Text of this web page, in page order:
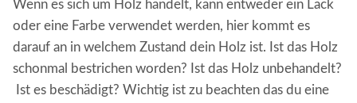
Wenn es sich um Holz handelt, kann entweder ein Lack
oder eine Farbe verwendet werden, hier kommt es
darauf an in welchem Zustand dein Holz ist. Ist das Holz
schonmal bestrichen worden? Ist das Holz unbehandelt?
Ist es beschädigt? Wichtig ist zu beachten das du eine